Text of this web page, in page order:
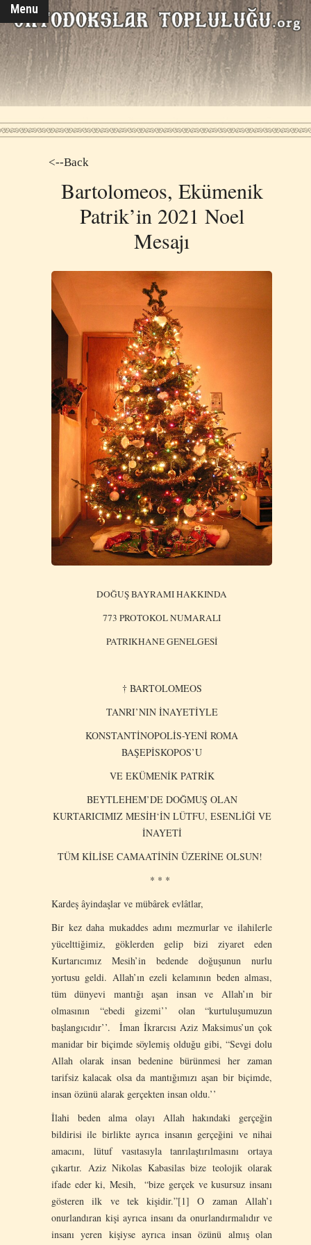
Menu
<--Back
Bartolomeos, Ekümenik
Patrik’in 2021 Noel
Mesajı
DOĞUŞ BAYRAMI HAKKINDA
773 PROTOKOL NUMARALI
PATRIKHANE GENELGESİ
† BARTOLOMEOS
TANRI’NIN İNAYETİYLE
KONSTANTİNOPOLİS-YENİ ROMA
BAŞEPİSKOPOS’U
VE EKÜMENİK PATRİK
BEYTLEHEM’DE DOĞMUŞ OLAN
KURTARICIMIZ MESİH‘İN LÜTFU, ESENLİĞİ VE
İNAYETİ
TÜM KİLİSE CAMAATİNİN ÜZERİNE OLSUN!
* * *
Kardeş âyindaşlar ve mübârek evlâtlar,
Bir kez daha mukaddes adını mezmurlar ve ilahilerle
yücelttiğimiz, göklerden gelip bizi ziyaret eden
Kurtarıcımız Mesih’in bedende doğuşunun nurlu
yortusu geldi. Allah’ın ezeli kelamının beden alması,
tüm dünyevi mantığı aşan insan ve Allah’ın bir
olmasının “ebedi gizemi’’ olan “kurtuluşumuzun
başlangıcıdır’’. İman İkrarcısı Aziz Maksimus’un çok
manidar bir biçimde söylemiş olduğu gibi, “Sevgi dolu
Allah olarak insan bedenine bürünmesi her zaman
tarifsiz kalacak olsa da mantığımızı aşan bir biçimde,
insan özünü alarak gerçekten insan oldu.’’
İlahi beden alma olayı Allah hakındaki gerçeğin
bildirisi ile birlikte ayrıca insanın gerçeğini ve nihai
amacını, lütuf vasıtasıyla tanrılaştırılmasını ortaya
çıkartır. Aziz Nikolas Kabasilas bize teolojik olarak
ifade eder ki, Mesih, “bize gerçek ve kusursuz insanı
gösteren ilk ve tek kişidir.”[1] O zaman Allah’ı
onurlandıran kişi ayrıca insanı da onurlandırmalıdır ve
insanı yeren kişiyse ayrıca insan özünü almış olan